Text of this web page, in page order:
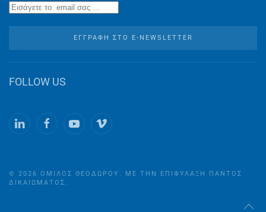
ΕΓΓΡΑΦΉ ΣΤO E-NEWSLETTER
FOLLOW US
© 2026 ΌΜΙΛΟΣ ΘΕΟΔΏΡΟΥ. ΜΕ ΤΗΝ ΕΠΙΦΎΛΑΞΗ ΠΑΝΤΌΣ
ΔΙΚΑΙΏΜΑΤΟΣ.